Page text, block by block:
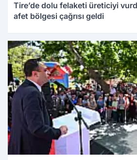
Tire’de dolu felaketi üreticiyi
afet bölgesi çağrısı geldi